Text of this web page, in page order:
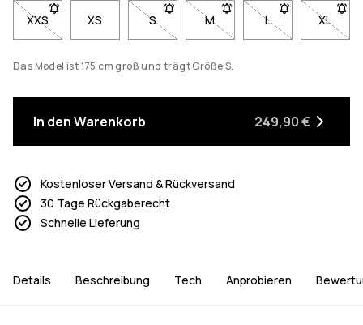
XXS- Größe XXS nicht verfügbar. Klicke, um benachrichtigt zu
XS S- Größe S nicht verfügbar. Klicke, um
M- Größe M nicht verfügbar.
L- Größe L nicht
XL
-
Das Model ist 175 cm groß und trägt Größe S.
In den Warenkorb 249,90 €
Kostenloser Versand & Rückversand
30 Tage Rückgaberecht
Schnelle Lieferung
Details Beschreibung Tech Anprobieren